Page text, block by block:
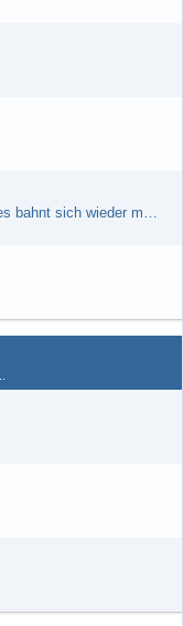
Erstes TTSC Rennen im neuen Jahr und es bahnt sich wieder mal eine Rekordteilnehmerzahl an